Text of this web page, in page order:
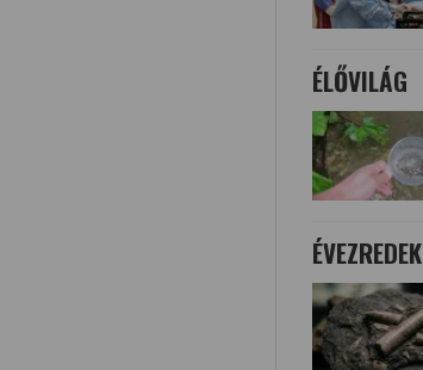
ÉLŐVILÁG
ÉVEZREDEK